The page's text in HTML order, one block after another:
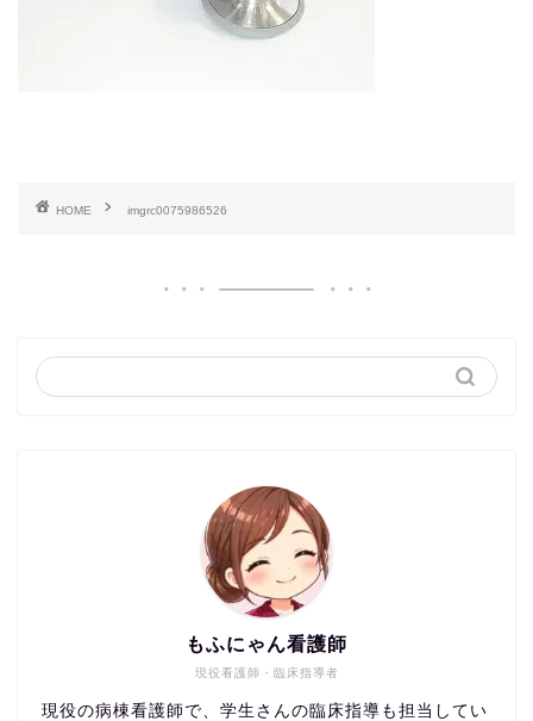
HOME imgrc0075986526
現役看護師・臨床指導者
もふにゃん看護師
現役の病棟看護師で、学生さんの臨床指導も担当してい